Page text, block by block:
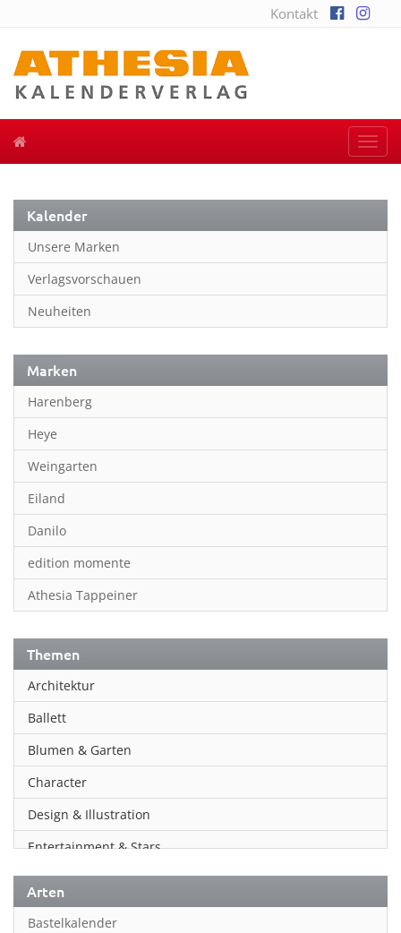
Kontakt
Kalender
Unsere Marken
Verlagsvorschauen
Neuheiten
Marken
Harenberg
Heye
Weingarten
Eiland
Danilo
edition momente
Athesia Tappeiner
Themen
Architektur
Ballett
Blumen & Garten
Character
Design & Illustration
Entertainment & Stars
Erotik
Essen & Trinken
Arten
Bastelkalender